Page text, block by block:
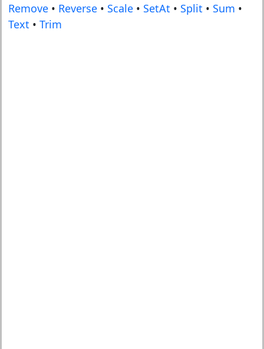
Remove• Reverse• Scale• SetAt • Split • Sum •
Text • Trim